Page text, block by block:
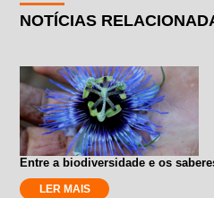
NOTÍCIAS
Entre a biodiversidade e os
LER MAIS